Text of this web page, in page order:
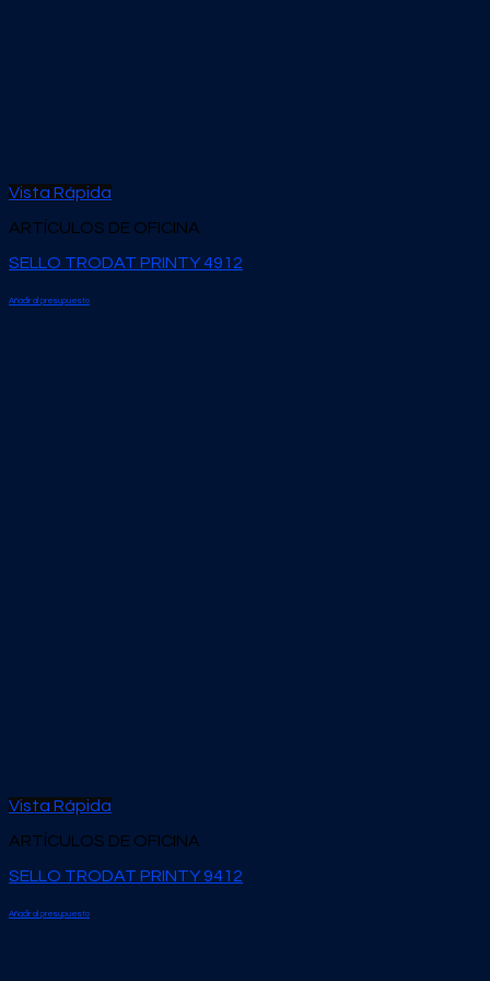
Vista Rápida
ARTÍCULOS DE OFICINA
SELLO TRODAT PRINTY 4912
Añadir al presupuesto
Vista Rápida
ARTÍCULOS DE OFICINA
SELLO TRODAT PRINTY 9412
Añadir al presupuesto